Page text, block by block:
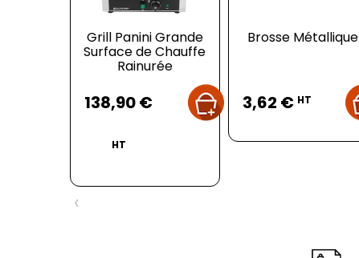
Grill Panini Grande
Surface de Chauffe
Rainurée
138,90 €
HT
Brosse Métallique
3,62 € HT
‹